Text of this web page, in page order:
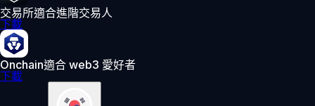
交易所適合進階交易人
下載
Onchain適合 web3 愛好者
下載